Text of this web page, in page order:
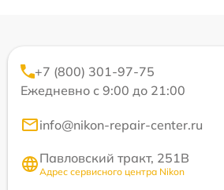
+7 (800) 301-97-75
Ежедневно с 9:00 до 21:00
info@nikon-repair-center.ru
Павловский тракт, 251В
Адрес сервисного центра Nikon